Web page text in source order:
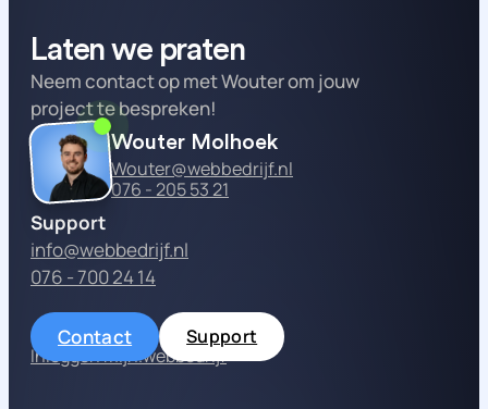
Laten we praten
Neem contact op met Wouter om jouw
project te bespreken!
Wouter Molhoek
Wouter@webbedrijf.nl
076 - 205 53 21
Support
info@webbedrijf.nl
076 - 700 24 14
Contact
Support
Inloggen mijn.webbedrijf